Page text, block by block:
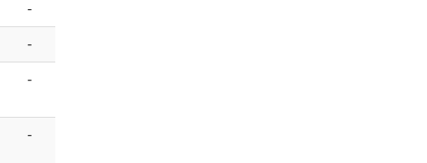
-
-
-
-